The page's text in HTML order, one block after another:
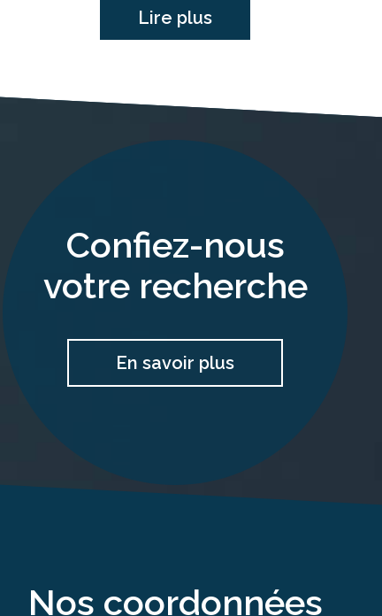
Lire plus
confiez-nous
votre recherche
En savoir plus
nos coordonnées